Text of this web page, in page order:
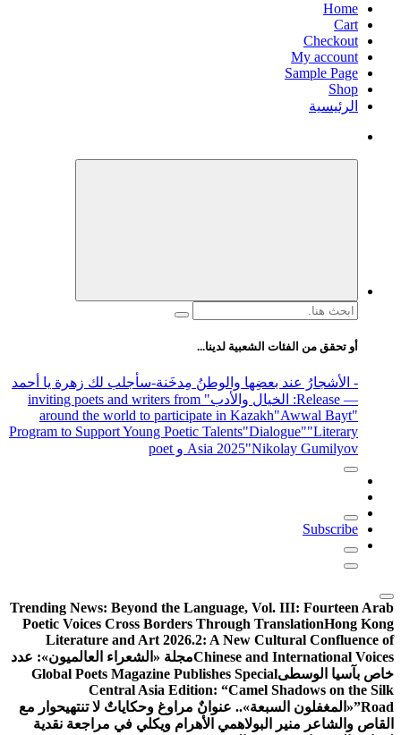
Home
Cart
Checkout
My account
Sample Page
Shop
الرئيسية
البحث
أو تحقق من الفئات الشعبية لدينا...
- الأشجارُ عند بعضِها والوطنُ مِدخَنة-سأجلب لك زهرة يا أحمد
— Release
: الخيال والأدب
" inviting poets and writers from
around the world to participate in Kazakh"Awwal Bayt"
Program to Support Young Poetic Talents"Dialogue""Literary
Asia 2025"Nikolay Gumilyov و poet
Subscribe
Trending News: Beyond the Language, Vol. III: Fourteen Arab
Poetic Voices Cross Borders Through TranslationHong Kong
Literature and Art 2026.2: A New Cultural Confluence of
Chinese and International Voicesمجلة «الشعراء العالميون»: عدد
خاص بآسيا الوسطىGlobal Poets Magazine Publishes Special
Central Asia Edition: “Camel Shadows on the Silk
Road” «المغفلون السبعة».. عنوانٌ مراوغ وحكاياتٌ لا تنتهيحوار مع
القاص والشاعر منير البولاهمي الأهرام ويكلي في مراجعة نقدية